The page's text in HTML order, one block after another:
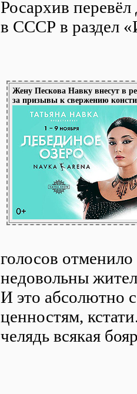
Росархив
в СССР в раздел
Жену Пескова Навку внесут в
за призывы к свержению
голосов
недовольны
И это абсолютно
ценностям,
челядь всякая